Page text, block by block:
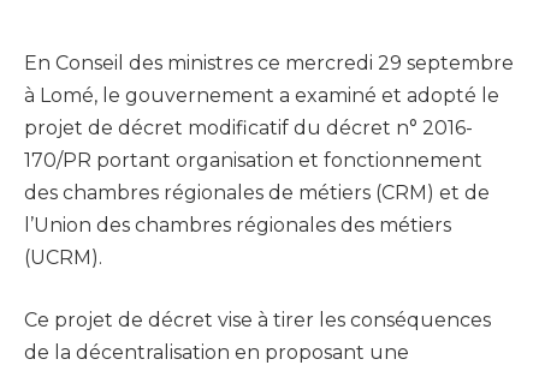
En Conseil des ministres ce mercredi 29 septembre
à Lomé, le gouvernement a examiné et adopté le
projet de décret modificatif du décret n° 2016-
170/PR portant organisation et fonctionnement
des chambres régionales de métiers (CRM) et de
l’Union des chambres régionales des métiers
(UCRM).
Ce projet de décret vise à tirer les conséquences
de la décentralisation en proposant une